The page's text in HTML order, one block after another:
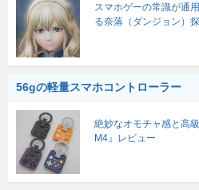
スマホゲーの常識が通
る奈落（ダンジョン）
56gの軽量スマホコントローラー
絶妙なオモチャ感と高
M4』レビュー